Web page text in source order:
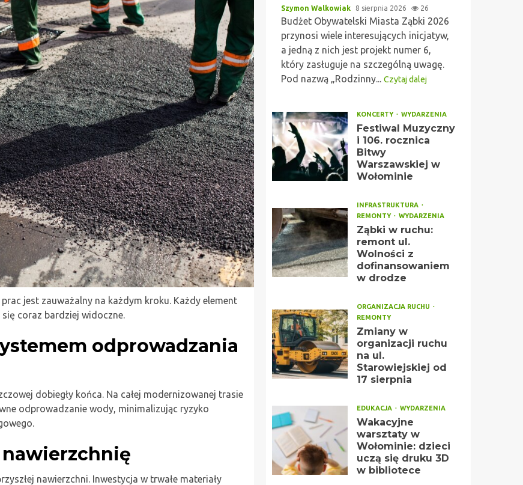
jest zauważalny na każdym kroku. Każdy element
coraz bardziej widoczne.
odprowadzania
dobiegły końca. Na całej modernizowanej trasie
odprowadzanie wody, minimalizując ryzyko
nawierzchni. Inwestycja w trwałe materiały
Szymon Walkowiak 8 sierpnia 2026 26
Budżet Obywatelski Miasta Ząbki 2026
przynosi wiele interesujących inicjatyw,
a jedną z nich jest projekt numer 6,
który zasługuje na szczególną uwagę.
Pod nazwą „Rodzinny... Czytaj dalej
KONCERTY WYDARZENIA
Festiwal Muzyczny
i 106. rocznica
Bitwy
Warszawskiej w
Wołominie
INFRASTRUKTURA
REMONTY
WYDARZENIA
Ząbki w ruchu:
remont ul.
Wolności z
dofinansowaniem
w drodze
ORGANIZACJA RUCHU
REMONTY
Zmiany w
organizacji ruchu
na ul.
Starowiejskiej od
17 sierpnia
EDUKACJA WYDARZENIA
Wakacyjne
warsztaty w
Wołominie: dzieci
uczą się druku 3D
w bibliotece